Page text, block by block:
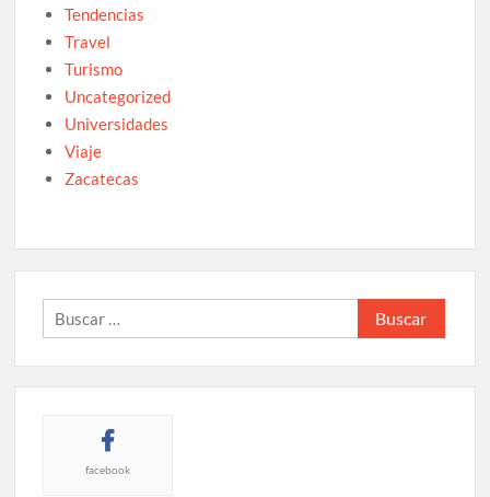
Tendencias
Travel
Turismo
Uncategorized
Universidades
Viaje
Zacatecas
Buscar:
facebook